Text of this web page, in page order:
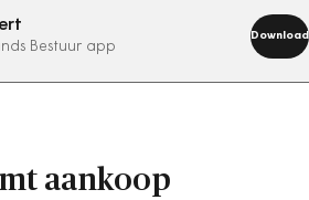
Bestuur app
Download
nu
aankoop